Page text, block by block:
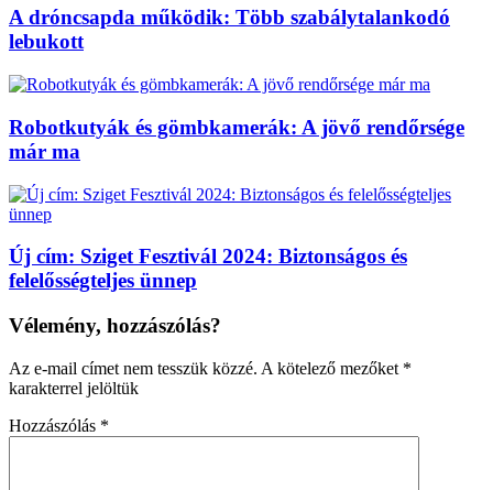
A dróncsapda működik: Több szabálytalankodó
lebukott
Robotkutyák és gömbkamerák: A jövő rendőrsége
már ma
Új cím: Sziget Fesztivál 2024: Biztonságos és
felelősségteljes ünnep
Vélemény, hozzászólás?
Az e-mail címet nem tesszük közzé. A kötelező mezőket *
karakterrel jelöltük
Hozzászólás *